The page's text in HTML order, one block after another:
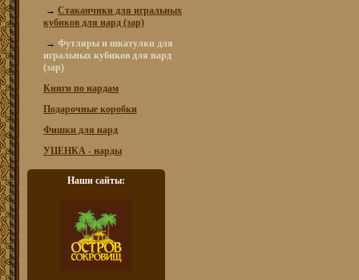
→ Стаканчики для игральных
кубиков для нард (зар)
→ Футляры и шкатулки для
игральных кубиков для нард
(зар)
Книги по нардам
Подарочные коробки
Фишки для нард
УЦЕНКА - нарды
Наши сайты: